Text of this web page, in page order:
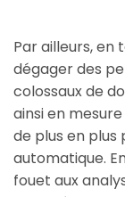
Par ailleurs, en
dégager des
colossaux de
ainsi en
de plus en
automatique.
fouet aux